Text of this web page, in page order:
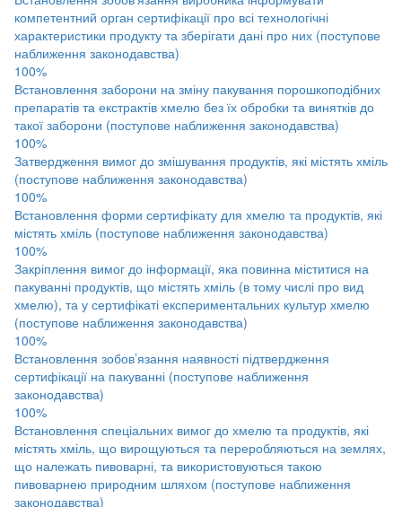
компетентний орган сертифікації про всі технологічні
характеристики продукту та зберігати дані про них (поступове
наближення законодавства)
100%
Встановлення заборони на зміну пакування порошкоподібних
препаратів та екстрактів хмелю без їх обробки та винятків до
такої заборони (поступове наближення законодавства)
100%
Затвердження вимог до змішування продуктів, які містять хміль
(поступове наближення законодавства)
100%
Встановлення форми сертифікату для хмелю та продуктів, які
містять хміль (поступове наближення законодавства)
100%
Закріплення вимог до інформації, яка повинна міститися на
пакуванні продуктів, що містять хміль (в тому числі про вид
хмелю), та у сертифікаті експериментальних культур хмелю
(поступове наближення законодавства)
100%
Встановлення зобов’язання наявності підтвердження
сертифікації на пакуванні (поступове наближення
законодавства)
100%
Встановлення спеціальних вимог до хмелю та продуктів, які
містять хміль, що вирощуються та переробляються на землях,
що належать пивоварні, та використовуються такою
пивоварнею природним шляхом (поступове наближення
законодавства)